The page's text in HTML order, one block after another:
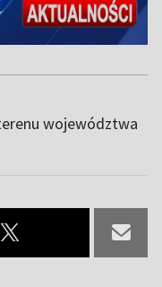
województwa